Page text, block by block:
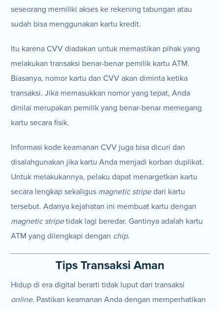
seseorang memiliki akses ke rekening tabungan atau
sudah bisa menggunakan kartu kredit.
Itu karena CVV diadakan untuk memastikan pihak yang
melakukan transaksi benar-benar pemilik kartu ATM.
Biasanya, nomor kartu dan CVV akan diminta ketika
transaksi. Jika memasukkan nomor yang tepat, Anda
dinilai merupakan pemilik yang benar-benar memegang
kartu secara fisik.
Informasi kode keamanan CVV juga bisa dicuri dan
disalahgunakan jika kartu Anda menjadi korban duplikat.
Untuk melakukannya, pelaku dapat menargetkan kartu
secara lengkap sekaligus magnetic stripedari kartu
tersebut. Adanya kejahatan ini membuat kartu dengan
magnetic stripetidak lagi beredar. Gantinya adalah kartu
ATM yang dilengkapi dengan chip.
Tips Transaksi Aman
Hidup di era digital berarti tidak luput dari transaksi
online. Pastikan keamanan Anda dengan memperhatikan